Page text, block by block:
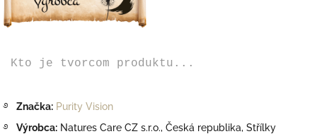
Kto je tvorcom produktu...
࿔ Značka: Purity Vision
࿔ Výrobca: Natures Care CZ s.r.o., Česká republika, Střílky